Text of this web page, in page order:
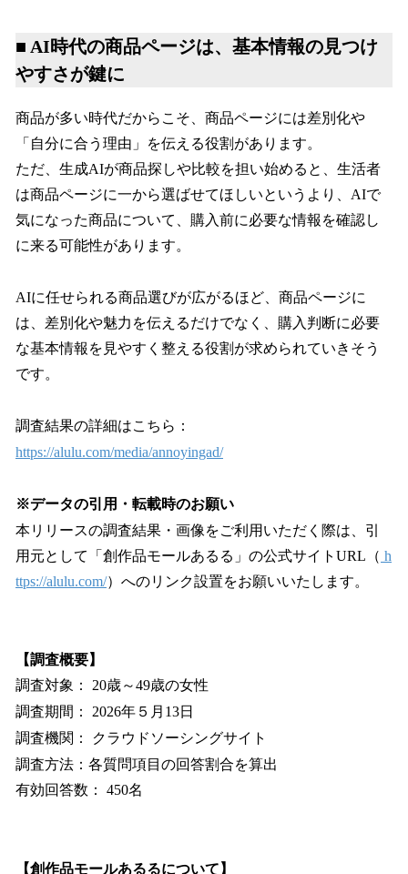
■ AI時代の商品ページは、基本情報の見つけ
やすさが鍵に
商品が多い時代だからこそ、商品ページには差別化や
「自分に合う理由」を伝える役割があります。
ただ、生成AIが商品探しや比較を担い始めると、生活者
は商品ページに一から選ばせてほしいというより、AIで
気になった商品について、購入前に必要な情報を確認し
に来る可能性があります。
AIに任せられる商品選びが広がるほど、商品ページに
は、差別化や魅力を伝えるだけでなく、購入判断に必要
な基本情報を見やすく整える役割が求められていきそう
です。
調査結果の詳細はこちら：
https://alulu.com/media/annoyingad/
※データの引用・転載時のお願い
本リリースの調査結果・画像をご利用いただく際は、引
用元として「創作品モールあるる」の公式サイトURL（ h
ttps://alulu.com/）へのリンク設置をお願いいたします。
【調査概要】
調査対象： 20歳～49歳の女性
調査期間： 2026年５月13日
調査機関： クラウドソーシングサイト
調査方法：各質問項目の回答割合を算出
有効回答数： 450名
【創作品モールあるるについて】